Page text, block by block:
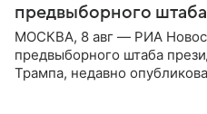
предвыборного
МОСКВА, 8 авг — РИА
предвыборного штаба
Трампа, недавно